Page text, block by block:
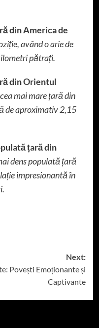
din America de
având o arie de
pătrați.
din Orientul
mai mare țară din
de aproximativ 2,15
țară din
dens populată țară
impresionantă în
Next:
Povești Emoționante și
Captivante